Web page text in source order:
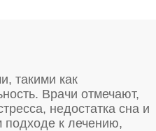
такими как
Врачи отмечают,
недостатка сна и
подходе к лечению,